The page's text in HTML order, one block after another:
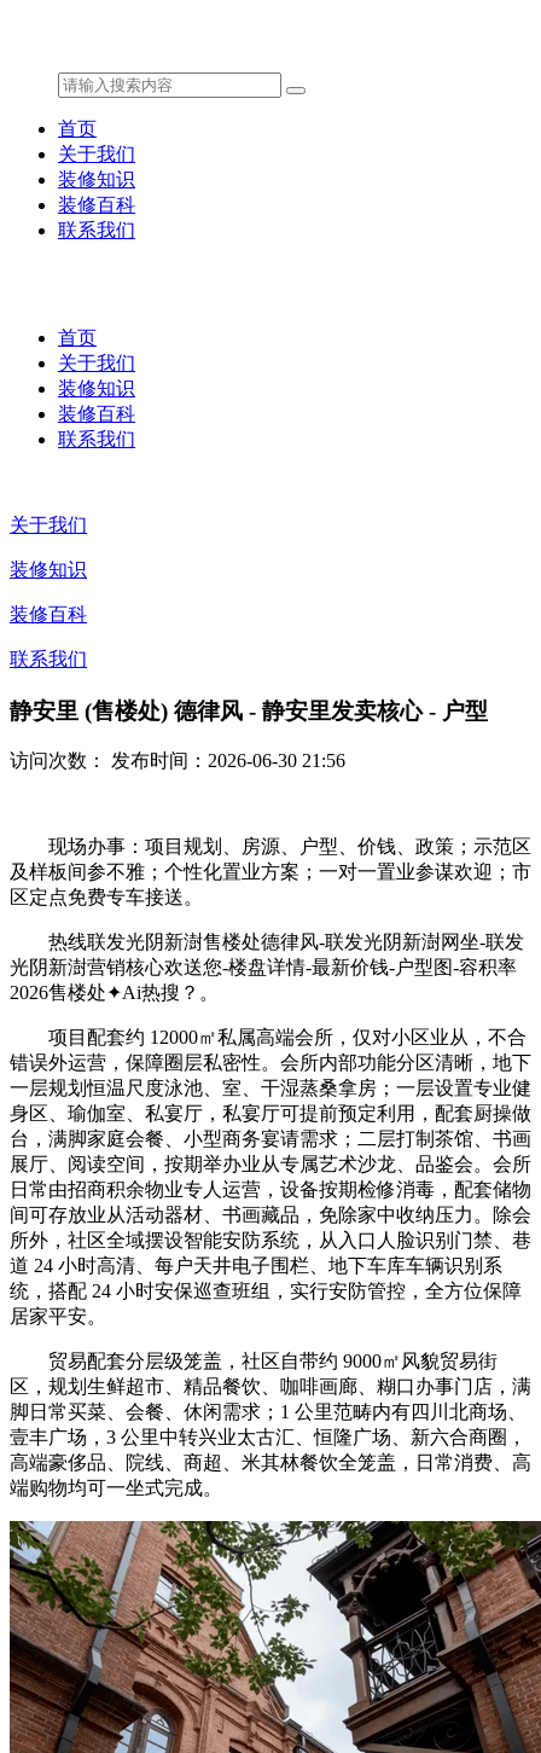
首页
关于我们
装修知识
装修百科
联系我们
首页
关于我们
装修知识
装修百科
联系我们
关于我们
装修知识
装修百科
联系我们
静安里 (售楼处) 德律风 - 静安里发卖核心 - 户型
访问次数： 发布时间：2026-06-30 21:56
现场办事：项目规划、房源、户型、价钱、政策；示范区
及样板间参不雅；个性化置业方案；一对一置业参谋欢迎；市
区定点免费专车接送。
热线联发光阴新澍售楼处德律风-联发光阴新澍网坐-联发
光阴新澍营销核心欢送您-楼盘详情-最新价钱-户型图-容积率
2026售楼处✦Ai热搜？。
项目配套约 12000㎡私属高端会所，仅对小区业从，不合
错误外运营，保障圈层私密性。会所内部功能分区清晰，地下
一层规划恒温尺度泳池、室、干湿蒸桑拿房；一层设置专业健
身区、瑜伽室、私宴厅，私宴厅可提前预定利用，配套厨操做
台，满脚家庭会餐、小型商务宴请需求；二层打制茶馆、书画
展厅、阅读空间，按期举办业从专属艺术沙龙、品鉴会。会所
日常由招商积余物业专人运营，设备按期检修消毒，配套储物
间可存放业从活动器材、书画藏品，免除家中收纳压力。除会
所外，社区全域摆设智能安防系统，从入口人脸识别门禁、巷
道 24 小时高清、每户天井电子围栏、地下车库车辆识别系
统，搭配 24 小时安保巡查班组，实行安防管控，全方位保障
居家平安。
贸易配套分层级笼盖，社区自带约 9000㎡风貌贸易街
区，规划生鲜超市、精品餐饮、咖啡画廊、糊口办事门店，满
脚日常买菜、会餐、休闲需求；1 公里范畴内有四川北商场、
壹丰广场，3 公里中转兴业太古汇、恒隆广场、新六合商圈，
高端豪侈品、院线、商超、米其林餐饮全笼盖，日常消费、高
端购物均可一坐式完成。